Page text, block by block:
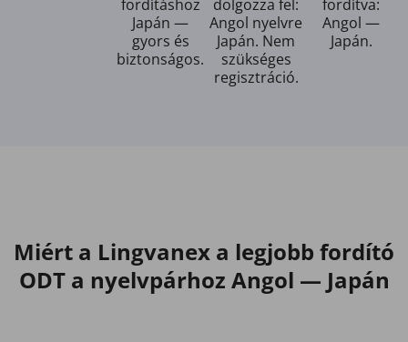
fordításhoz
Japán —
gyors és
biztonságos.
dolgozza fel:
Angol nyelvre
Japán. Nem
szükséges
regisztráció.
fordítva:
Angol —
Japán.
Miért a Lingvanex a legjobb fordító
ODT a nyelvpárhoz Angol — Japán